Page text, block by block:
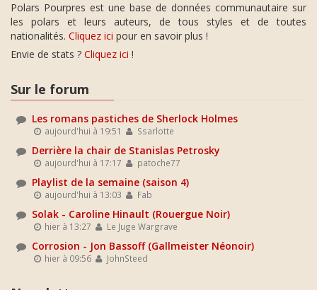
Polars Pourpres est une base de données communautaire sur
les polars et leurs auteurs, de tous styles et de toutes
nationalités. Cliquez ici pour en savoir plus !
Envie de stats ? Cliquez ici !
Sur le forum
Les romans pastiches de Sherlock Holmes
aujourd'hui à 19:51 Ssarlotte
Derrière la chair de Stanislas Petrosky
aujourd'hui à 17:17 patoche77
Playlist de la semaine (saison 4)
aujourd'hui à 13:03 Fab
Solak - Caroline Hinault (Rouergue Noir)
hier à 13:27 Le Juge Wargrave
Corrosion - Jon Bassoff (Gallmeister Néonoir)
hier à 09:56 JohnSteed